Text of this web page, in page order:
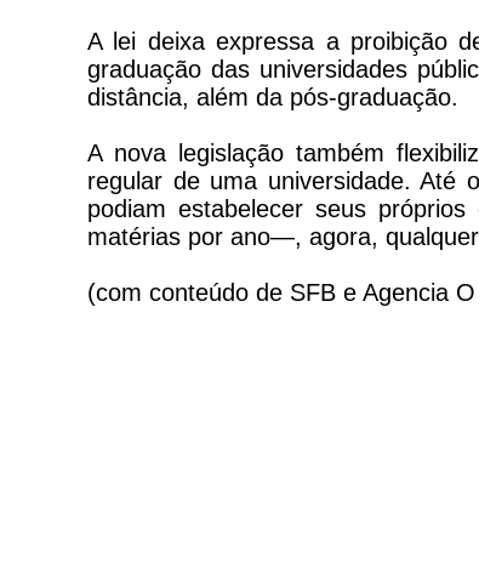
A lei deixa expressa a proibição
graduação das universidades
distância, além da pós-graduação.
A nova legislação também
regular de uma universidade. Até
podiam estabelecer seus
matérias por ano—, agora,
(com conteúdo de SFB e Agencia